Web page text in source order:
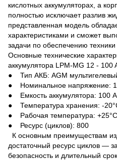
кислотных аккумуляторах, а
полностью исключает разлив
представленная модель
характеристиками и сможет
задачи по обеспечению
Основные технические
аккумулятора LPM-MG 12 - 100
● Тип АКБ: AGM
● Номинальное напряжение:
● Емкость аккумулятора: 100
● Температура хранения: -
● Рабочая температура:
● Ресурс (циклов): 800
К основным преимуществам
достаточный ресурс циклов —
безопасность и длительный